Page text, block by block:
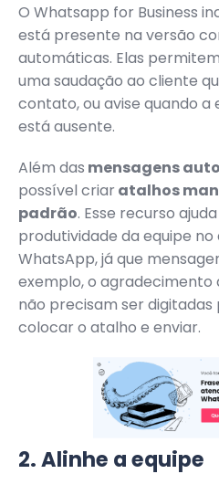
O Whatsapp for Business
está presente na versão
automáticas. Elas
uma saudação ao cliente
contato, ou avise quando
está ausente.
Além das mensagens
possível criaratalhos
padrão. Esse recurso
produtividade da equipe
WhatsApp, já que
exemplo, o agradecimento
não precisam ser
colocar o atalho e enviar.
2. Alinhe a equipe